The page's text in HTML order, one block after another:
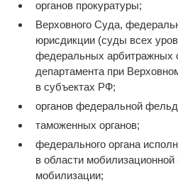
органов прокуратуры;
Верховного Суда,
юрисдикции (суды всех
федеральных арбитражных
департамента при
в субъектах РФ;
органов федеральной
таможенных органов;
федерального органа
в области мобилизационной
мобилизации;